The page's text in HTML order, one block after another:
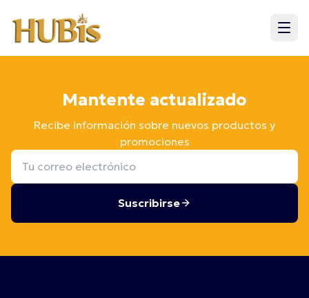
Mantente actualizado
Recibe información sobre nuevos productos y
promociones
Suscribirse